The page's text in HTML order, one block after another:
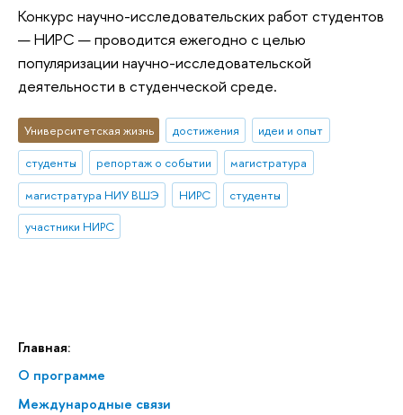
Главная:
О программе
Меж­ду­на­род­ные связи
Конкурс научно-исследовательских работ студентов
— НИРС — проводится ежегодно с целью
популяризации научно-исследовательской
деятельности в студенческой среде.
Университетская жизнь достижения
идеи и опыт
студенты
репортаж о событии
магистратура
магистратура НИУ ВШЭ
НИРС
студенты
участники НИРС